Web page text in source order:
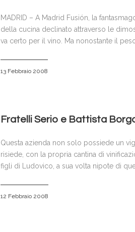
MADRID – A Madrid Fusión, la
della cucina declinato attraverso le
va certo per il vino. Ma nonostante il
13 Febbraio 2008
Fratelli Serio e Battista
Questa azienda non solo possiede un
risiede, con la propria cantina di
figli di Ludovico, a sua volta nipote di
12 Febbraio 2008